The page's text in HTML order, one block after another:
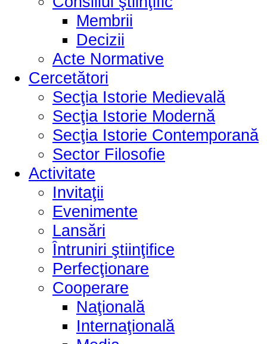
Membrii
Decizii
Acte Normative
Cercetători
Secţia Istorie Medievală
Secţia Istorie Modernă
Secţia Istorie Contemporană
Sector Filosofie
Activitate
Invitaţii
Evenimente
Lansări
Întruniri ştiinţifice
Perfecţionare
Cooperare
Naţională
Internaţională